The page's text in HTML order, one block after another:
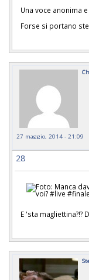
Una voce anonima
Forse si portano
27 maggio, 2014 - 21:09
28
E 'sta magliettina?!?